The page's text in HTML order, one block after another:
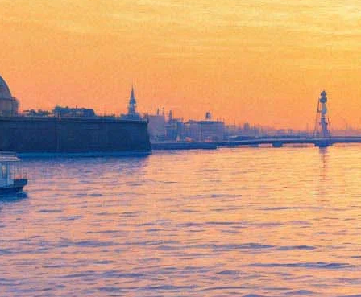
Встреча-дискуссия «Начать с
улицы и изменить город:
решение городских проблем»